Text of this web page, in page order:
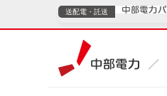
送配電・託送